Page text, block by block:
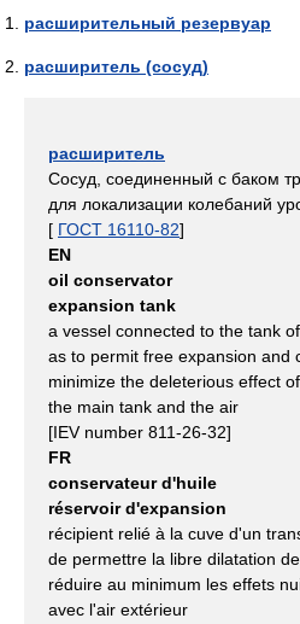
расширительный резервуар
расширитель (сосуд)
расширитель
Сосуд, соединенный с баком
для локализации колебаний
[ ГОСТ 16110-82]
EN
oil conservator
expansion tank
a vessel connected to the tank
as to permit free expansion and
minimize the deleterious effect
the main tank and the air
[IEV number 811-26-32]
FR
conservateur d'huile
réservoir d'expansion
récipient relié à la cuve d'un
de permettre la libre dilatation
réduire au minimum les effets
avec l'air extérieur